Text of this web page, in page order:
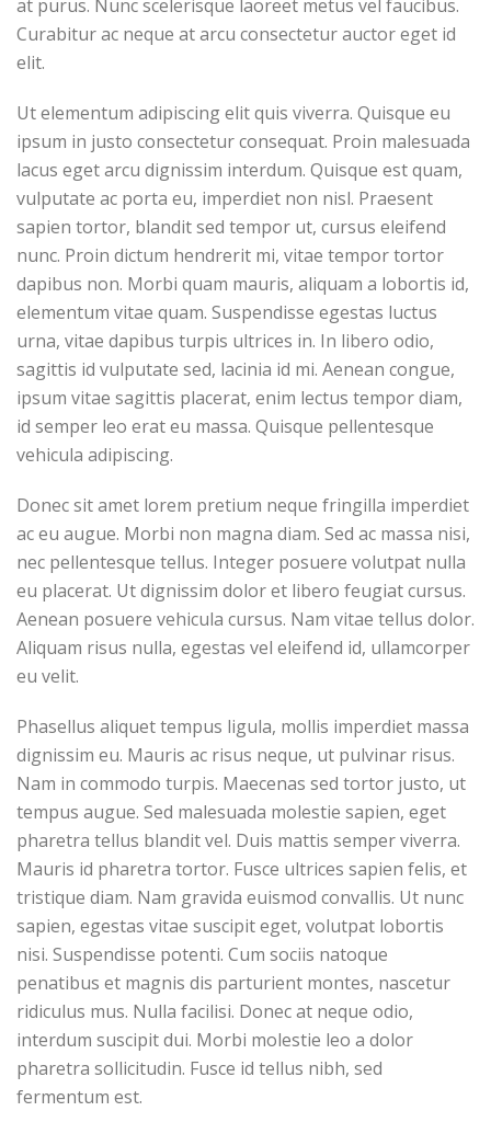
at purus. Nunc scelerisque laoreet metus vel faucibus.
Curabitur ac neque at arcu consectetur auctor eget id
elit.
Ut elementum adipiscing elit quis viverra. Quisque eu
ipsum in justo consectetur consequat. Proin malesuada
lacus eget arcu dignissim interdum. Quisque est quam,
vulputate ac porta eu, imperdiet non nisl. Praesent
sapien tortor, blandit sed tempor ut, cursus eleifend
nunc. Proin dictum hendrerit mi, vitae tempor tortor
dapibus non. Morbi quam mauris, aliquam a lobortis id,
elementum vitae quam. Suspendisse egestas luctus
urna, vitae dapibus turpis ultrices in. In libero odio,
sagittis id vulputate sed, lacinia id mi. Aenean congue,
ipsum vitae sagittis placerat, enim lectus tempor diam,
id semper leo erat eu massa. Quisque pellentesque
vehicula adipiscing.
Donec sit amet lorem pretium neque fringilla imperdiet
ac eu augue. Morbi non magna diam. Sed ac massa nisi,
nec pellentesque tellus. Integer posuere volutpat nulla
eu placerat. Ut dignissim dolor et libero feugiat cursus.
Aenean posuere vehicula cursus. Nam vitae tellus dolor.
Aliquam risus nulla, egestas vel eleifend id, ullamcorper
eu velit.
Phasellus aliquet tempus ligula, mollis imperdiet massa
dignissim eu. Mauris ac risus neque, ut pulvinar risus.
Nam in commodo turpis. Maecenas sed tortor justo, ut
tempus augue. Sed malesuada molestie sapien, eget
pharetra tellus blandit vel. Duis mattis semper viverra.
Mauris id pharetra tortor. Fusce ultrices sapien felis, et
tristique diam. Nam gravida euismod convallis. Ut nunc
sapien, egestas vitae suscipit eget, volutpat lobortis
nisi. Suspendisse potenti. Cum sociis natoque
penatibus et magnis dis parturient montes, nascetur
ridiculus mus. Nulla facilisi. Donec at neque odio,
interdum suscipit dui. Morbi molestie leo a dolor
pharetra sollicitudin. Fusce id tellus nibh, sed
fermentum est.